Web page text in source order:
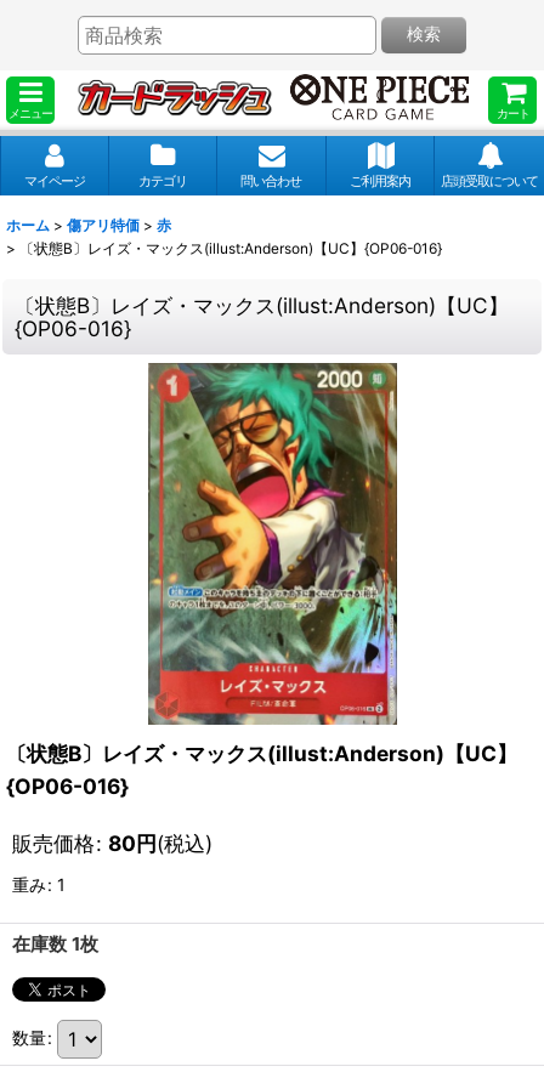
メニュー カート
検索
マイページ カテゴリ 問い合わせ ご利用案内 店頭受取について
ホーム > 傷アリ特価 > 赤
>
〔状態B〕レイズ・マックス(illust:Anderson)【UC】{OP06-016}
〔状態B〕レイズ・マックス(illust:Anderson)【UC】
{OP06-016}
〔状態B〕レイズ・マックス(illust:Anderson)【UC】
{OP06-016}
販売価格: 80円(税込)
重み: 1
在庫数 1枚
数量: